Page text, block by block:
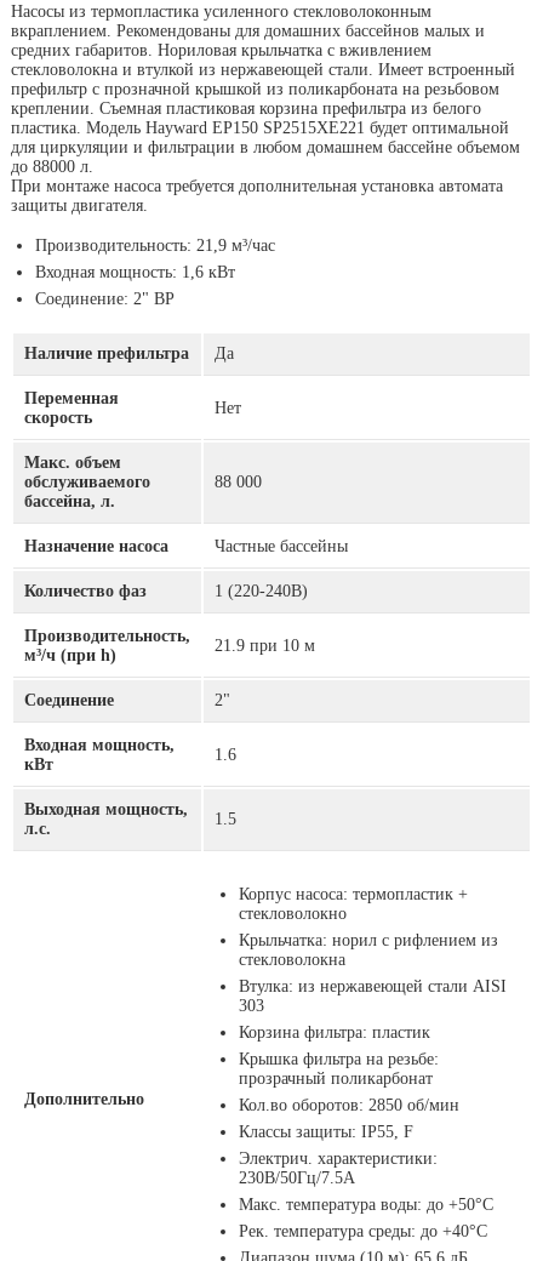
Насосы из термопластика усиленного стекловолоконным
вкраплением. Рекомендованы для домашних бассейнов малых и
средних габаритов. Нориловая крыльчатка с вживлением
стекловолокна и втулкой из нержавеющей стали. Имеет встроенный
префильтр с прозначной крышкой из поликарбоната на резьбовом
креплении. Съемная пластиковая корзина префильтра из белого
пластика. Модель Hayward EP150 SP2515XE221 будет оптимальной
для циркуляции и фильтрации в любом домашнем бассейне объемом
до 88000 л.
При монтаже насоса требуется дополнительная установка автомата
защиты двигателя.
Производительность: 21,9 м³/час
Входная мощность: 1,6 кВт
Соединение: 2" ВР
Наличие префильтра Да
Переменная
скорость
Нет
Макс. объем
обслуживаемого
бассейна, л.
88 000
Назначение насоса Частные бассейны
Количество фаз 1 (220-240В)
Производительность,
м³/ч (при h)
21.9 при 10 м
Соединение 2"
Входная мощность,
кВт
1.6
Выходная мощность,
л.с.
1.5
Дополнительно
Корпус насоса: термопластик +
стекловолокно
Крыльчатка: норил с рифлением из
стекловолокна
Втулка: из нержавеющей стали AISI
303
Корзина фильтра: пластик
Крышка фильтра на резьбе:
прозрачный поликарбонат
Кол.во оборотов: 2850 об/мин
Классы защиты: IP55, F
Электрич. характеристики:
230B/50Гц/7.5А
Макс. температура воды: до +50°C
Рек. температура среды: до +40°C